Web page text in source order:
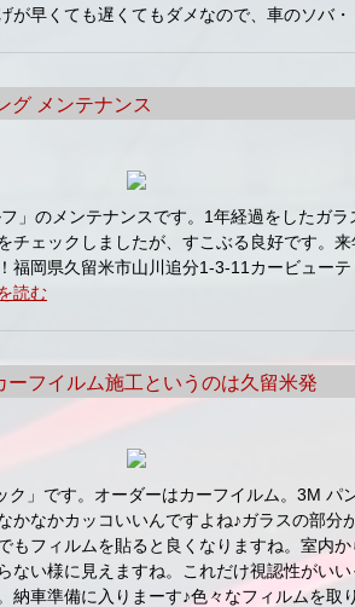
が早くても遅くてもダメなので、車のソバ・
グ メンテナンス
フ」のメンテナンスです。1年経過をしたガ
チェックしましたが、すこぶる良好です。
福岡県久留米市山川追分1-3-11カービュー
読む
ーフイルム施工というのは久留米発
ク」です。オーダーはカーフイルム。3M パ
かなかカッコいいんですよね♪ガラスの部分
もフィルムを貼ると良くなりますね。室内
ない様に見えますね。これだけ視認性がいい
納車準備に入りまーす♪色々なフィルムを取